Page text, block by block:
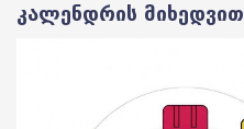
კალენდრის მიხედვით